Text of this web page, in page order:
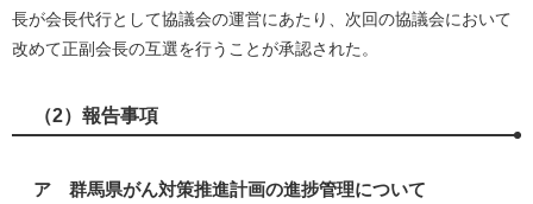
長が会長代行として協議会の運営にあたり、次回の協議会において
改めて正副会長の互選を行うことが承認された。
（2）報告事項
ア 群馬県がん対策推進計画の進捗管理について